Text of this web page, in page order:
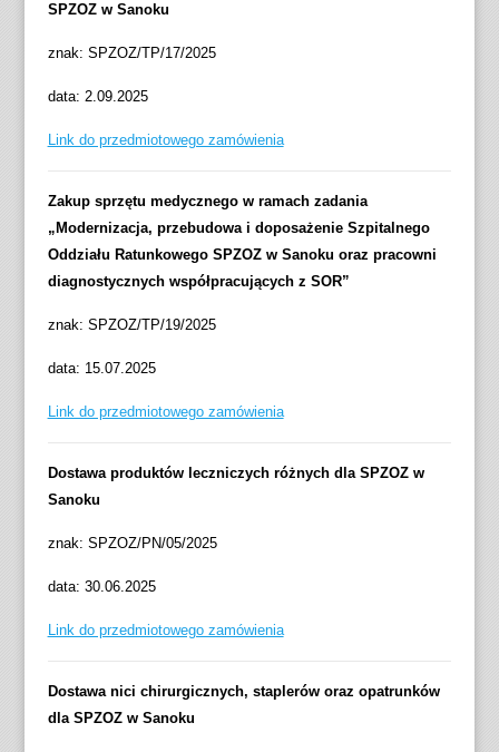
SPZOZ w Sanoku
znak: SPZOZ/TP/17/2025
data: 2.09.2025
Link do przedmiotowego zamówienia
Zakup sprzętu medycznego w ramach zadania
„Modernizacja, przebudowa i doposażenie Szpitalnego
Oddziału Ratunkowego SPZOZ w Sanoku oraz pracowni
diagnostycznych współpracujących z SOR”
znak: SPZOZ/TP/19/2025
data: 15.07.2025
Link do przedmiotowego zamówienia
Dostawa produktów leczniczych różnych dla SPZOZ w
Sanoku
znak: SPZOZ/PN/05/2025
data: 30.06.2025
Link do przedmiotowego zamówienia
Dostawa nici chirurgicznych, staplerów oraz opatrunków
dla SPZOZ w Sanoku